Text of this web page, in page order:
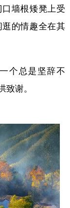
墙根矮凳上受
的情趣全在其
个总是坚辞不
谢。